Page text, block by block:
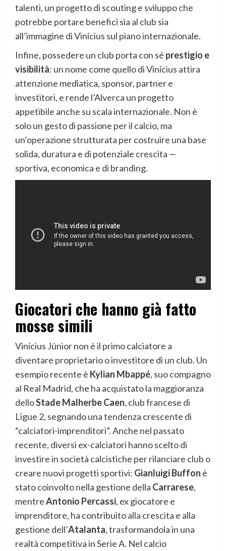
talenti, un progetto di scouting e sviluppo che
potrebbe portare benefici sia al club sia
all’immagine di Vinícius sul piano internazionale.
Infine, possedere un club porta con sé prestigio e
visibilità: un nome come quello di Vinícius attira
attenzione mediatica, sponsor, partner e
investitori, e rende l’Alverca un progetto
appetibile anche su scala internazionale. Non è
solo un gesto di passione per il calcio, ma
un’operazione strutturata per costruire una base
solida, duratura e di potenziale crescita —
sportiva, economica e di branding.
Giocatori che hanno già fatto
mosse simili
Vinícius Júnior non è il primo calciatore a
diventare proprietario o investitore di un club. Un
esempio recente è Kylian Mbappé, suo compagno
al Real Madrid, che ha acquistato la maggioranza
delloStade Malherbe Caen, club francese di
Ligue 2, segnando una tendenza crescente di
“calciatori-imprenditori”. Anche nel passato
recente, diversi ex-calciatori hanno scelto di
investire in società calcistiche per rilanciare club o
creare nuovi progetti sportivi: Gianluigi Buffon è
stato coinvolto nella gestione della Carrarese,
mentreAntonio Percassi, ex giocatore e
imprenditore, ha contribuito alla crescita e alla
gestione dell’Atalanta, trasformandola in una
realtà competitiva in Serie A. Nel calcio